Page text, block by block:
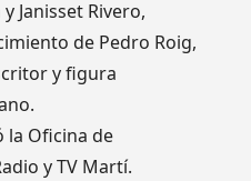
Janisset Rivero,
de Pedro Roig,
y figura
la Oficina de
y TV Martí.